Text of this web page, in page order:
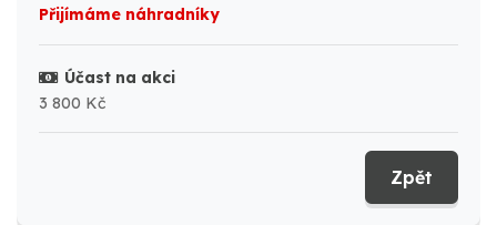
Přijímáme náhradníky
Účast na akci
3 800 Kč
Zpět